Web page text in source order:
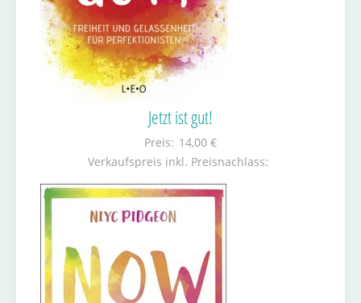
Jetzt ist gut!
Preis: 14,00 €
Verkaufspreis inkl. Preisnachlass: